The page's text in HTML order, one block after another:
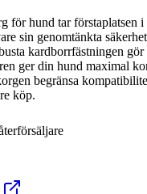
hund tar förstaplatsen
sin genomtänkta
kardborrfästningen
ger din hund maximal
begränsa
köp.